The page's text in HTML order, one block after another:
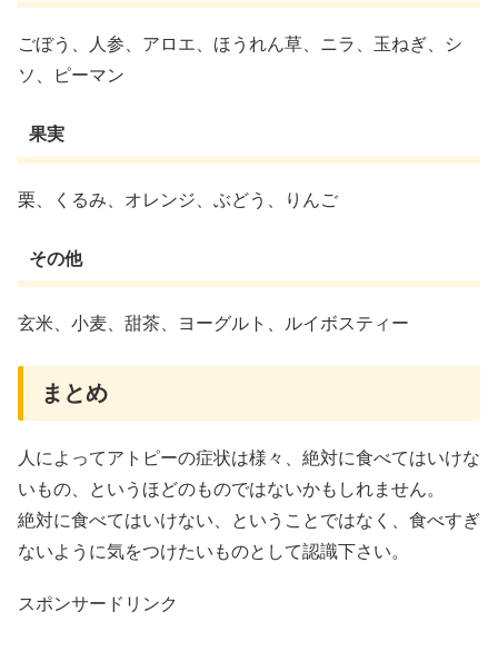
ごぼう、人参、アロエ、ほうれん草、ニラ、玉ねぎ、シ
ソ、ピーマン
果実
栗、くるみ、オレンジ、ぶどう、りんご
その他
玄米、小麦、甜茶、ヨーグルト、ルイボスティー
まとめ
人によってアトピーの症状は様々、絶対に食べてはいけな
いもの、というほどのものではないかもしれません。
絶対に食べてはいけない、ということではなく、食べすぎ
ないように気をつけたいものとして認識下さい。
スポンサードリンク